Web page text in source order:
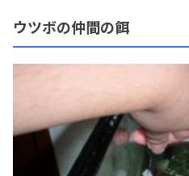
ウツボの仲間の餌